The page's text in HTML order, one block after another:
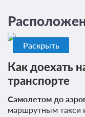
Требуется
Раскрыть
Как доехать
транспорте
Самолетом до
маршрутным такси